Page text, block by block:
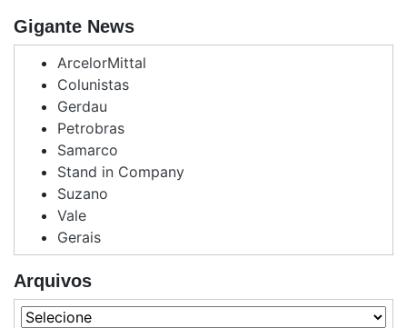
Gigante News
ArcelorMittal
Colunistas
Gerdau
Petrobras
Samarco
Stand in Company
Suzano
Vale
Gerais
Arquivos